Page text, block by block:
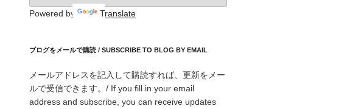
Powered by Translate
ブログをメールで購読 / SUBSCRIBE TO BLOG BY EMAIL
メールアドレスを記入して購読すれば、更新をメー
ルで受信できます。/ If you fill in your email
address and subscribe, you can receive updates